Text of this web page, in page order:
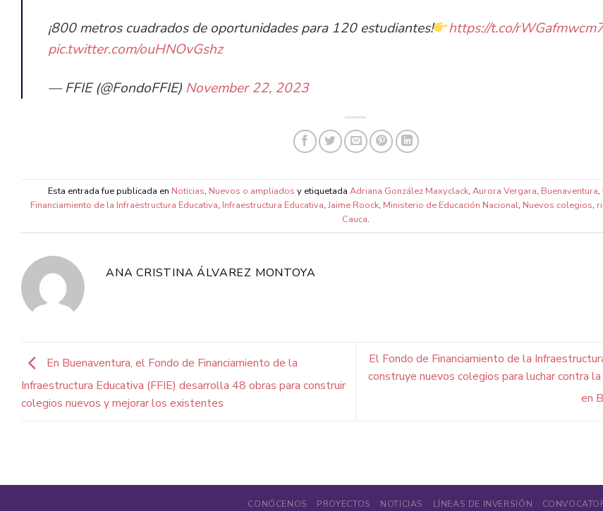
¡800 metros cuadrados de oportunidades para 120 estudiantes!
https://t.co/
pic.twitter.com/ouHNOvGshz
— FFIE (@FondoFFIE) November 22, 2023
Esta entrada fue publicada en Noticias, Nuevos o ampliados y etiquetada Adriana González Maxyclack, Aurora Vergara, Buenaventura,
Financiamiento de la Infraestructura Educativa, Infraestructura Educativa, Jaime Roock, Ministerio de Educación Nacional, Nuevos colegios,
Cauca.
ANA CRISTINA ÁLVAREZ MONTOYA
En Buenaventura, el Fondo de Financiamiento de la
Infraestructura Educativa (FFIE) desarrolla 48 obras para construir
colegios nuevos y mejorar los existentes
El Fondo de Financiamiento de la
construye nuevos colegios para luchar contra
en
CONÓCENOS PROYECTOS NOTICIAS LÍNEAS DE INVERSIÓN